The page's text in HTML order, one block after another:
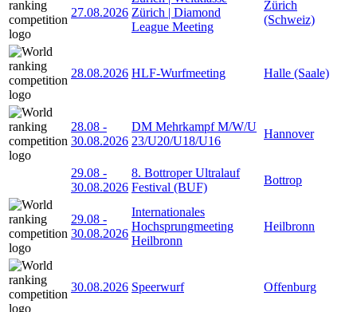
27.08.2026 Zürich | Diamond
League Meeting
Zürich
(Schweiz)
28.08.2026 HLF-Wurfmeeting Halle (Saale)
28.08 -
30.08.2026
DM Mehrkampf M/W/U
23/U20/U18/U16
Hannover
29.08 -
30.08.2026
8. Bottroper Ultralauf
Festival (BUF)
Bottrop
29.08 -
30.08.2026
Internationales
Hochsprungmeeting
Heilbronn
Heilbronn
30.08.2026 Speerwurf Offenburg